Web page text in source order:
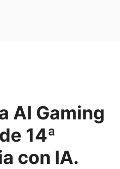
AI Gaming
14ª
con IA.